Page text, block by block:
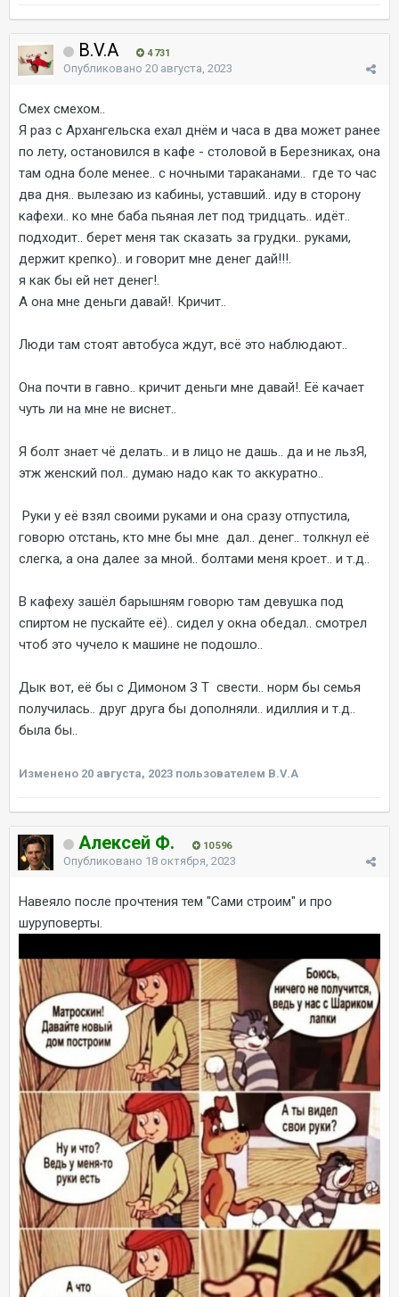
B.V.A 4 731
Опубликовано 20 августа, 2023
Смех смехом..
Я раз с Архангельска ехал днём и часа в два может ранее
по лету, остановился в кафе - столовой в Березниках, она
там одна боле менее.. с ночными тараканами.. где то час
два дня.. вылезаю из кабины, уставший.. иду в сторону
кафехи.. ко мне баба пьяная лет под тридцать.. идёт..
подходит.. берет меня так сказать за грудки.. руками,
держит крепко).. и говорит мне денег дай!!!.
я как бы ей нет денег!.
А она мне деньги давай!. Кричит..
Люди там стоят автобуса ждут, всё это наблюдают..
Она почти в гавно.. кричит деньги мне давай!. Её качает
чуть ли на мне не виснет..
Я болт знает чё делать.. и в лицо не дашь.. да и не льзЯ,
этж женский пол.. думаю надо как то аккуратно..
Руки у её взял своими руками и она сразу отпустила,
говорю отстань, кто мне бы мне дал.. денег.. толкнул её
слегка, а она далее за мной.. болтами меня кроет.. и т.д..
В кафеху зашёл барышням говорю там девушка под
спиртом не пускайте её).. сидел у окна обедал.. смотрел
чтоб это чучело к машине не подошло..
Дык вот, её бы с Димоном З Т свести.. норм бы семья
получилась.. друг друга бы дополняли.. идиллия и т.д..
была бы..
Изменено 20 августа, 2023 пользователем B.V.A
Алексей Ф. 10 596
Опубликовано 18 октября, 2023
Навеяло после прочтения тем "Сами строим" и про
шуруповерты.